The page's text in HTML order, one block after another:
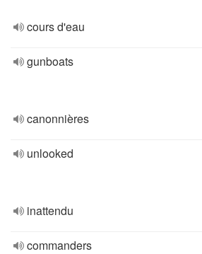
cours d'eau
gunboats
canonnières
unlooked
inattendu
commanders